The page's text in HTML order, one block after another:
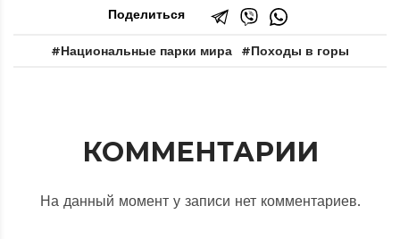
Поделиться
Национальные парки мира Походы в горы
КОММЕНТАРИИ
На данный момент у записи нет комментариев.